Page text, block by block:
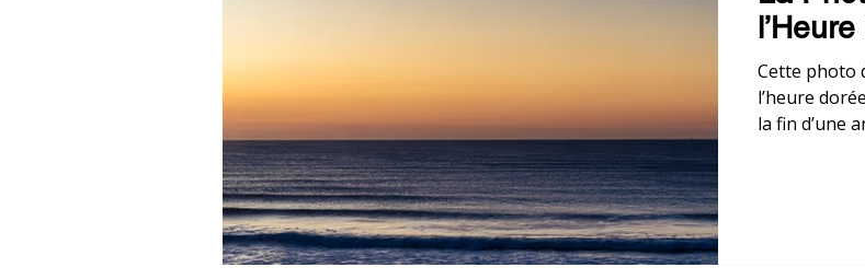
Cette photo
l’heure
la fin d’une